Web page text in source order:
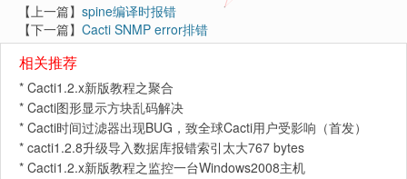
【上一篇】 spine编译时报错
【下一篇】 Cacti SNMP error排错
相关推荐
* Cacti1.2.x新版教程之聚合
* Cacti图形显示方块乱码解决
* Cacti时间过滤器出现BUG，致全球Cacti用户受影响（首发）
* cacti1.2.8升级导入数据库报错索引太大767 bytes
* Cacti1.2.x新版教程之监控一台Windows2008主机